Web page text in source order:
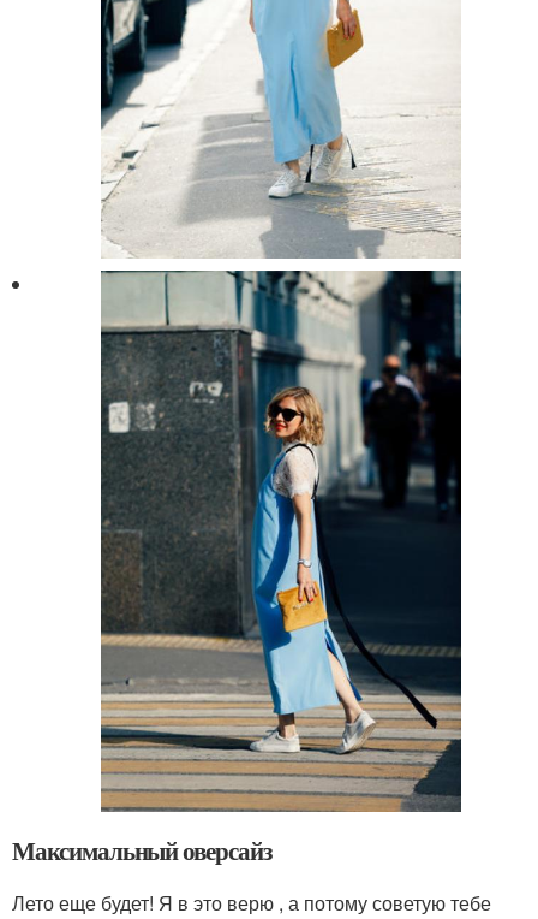
Максимальный оверсайз
Лето еще будет! Я в это верю , а потому советую тебе